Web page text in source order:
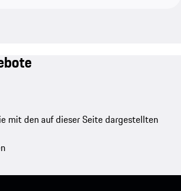
mit den auf dieser Seite dargestellten